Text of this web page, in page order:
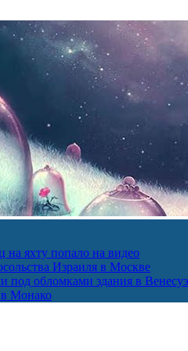
на яхту попало на видео
Израиля в Москве
под обломками здания в
в Монако